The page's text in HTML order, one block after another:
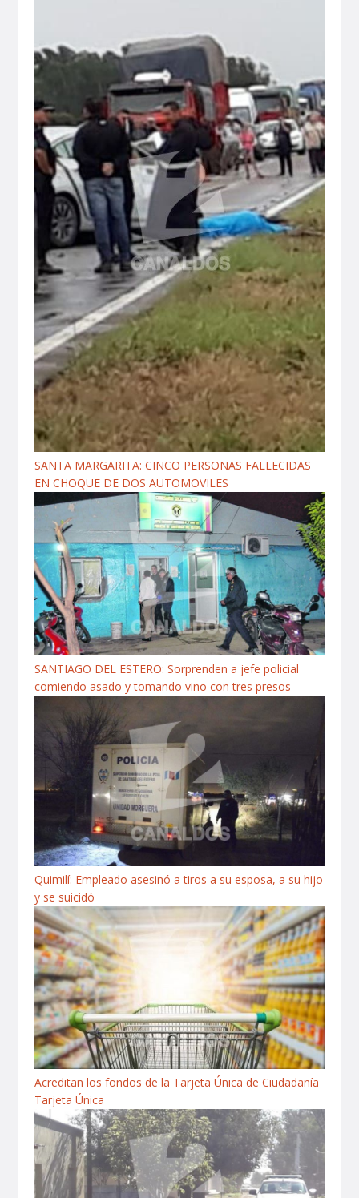
SANTA MARGARITA: CINCO PERSONAS FALLECIDAS
EN CHOQUE DE DOS AUTOMOVILES
SANTIAGO DEL ESTERO: Sorprenden a jefe policial
comiendo asado y tomando vino con tres presos
Quimilí: Empleado asesinó a tiros a su esposa, a su hijo
y se suicidó
Acreditan los fondos de la Tarjeta Única de Ciudadanía
Tarjeta Única